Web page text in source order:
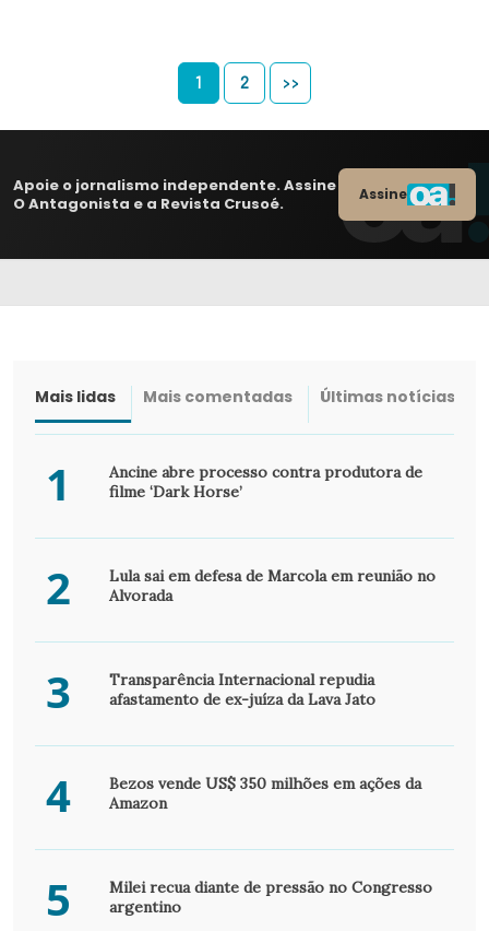
1 2 >>
Apoie o jornalismo independente. Assine
O Antagonista e a Revista Crusoé.
Assine
Mais lidas Mais comentadas Últimas notícias
1
Ancine abre processo contra produtora de
filme ‘Dark Horse’
2
Lula sai em defesa de Marcola em reunião no
Alvorada
3
Transparência Internacional repudia
afastamento de ex-juíza da Lava Jato
4
Bezos vende US$ 350 milhões em ações da
Amazon
5
Milei recua diante de pressão no Congresso
argentino